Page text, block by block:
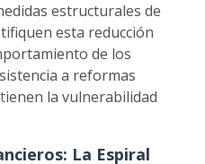
estructurales de
esta reducción
de los
a reformas
la vulnerabilidad
La Espiral